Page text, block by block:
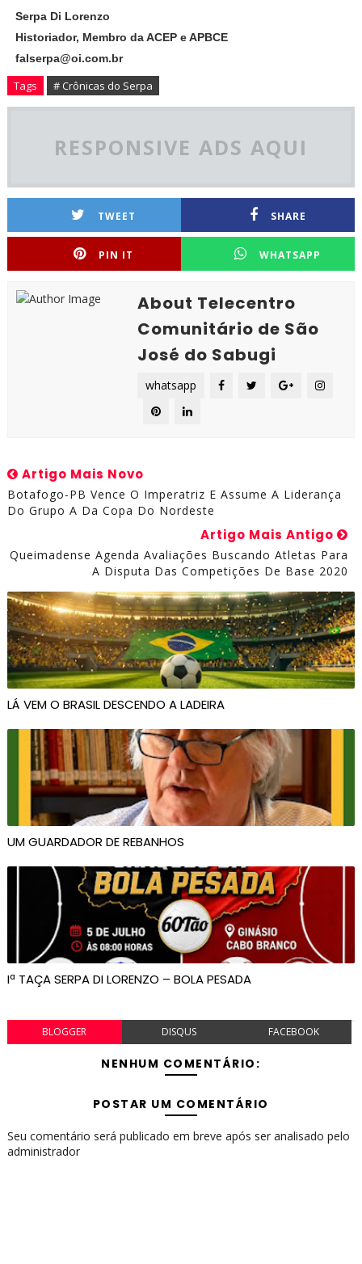
Serpa Di Lorenzo
Historiador, Membro da ACEP e APBCE
falserpa@oi.com.br
Tags # Crônicas do Serpa
RESPONSIVE ADS AQUI
TWEET SHARE
PIN IT WHATSAPP
About Telecentro
Comunitário de São
José do Sabugi
whatsapp
Artigo Mais Novo
Botafogo-PB Vence O Imperatriz E Assume A Liderança
Do Grupo A Da Copa Do Nordeste
Artigo Mais Antigo
Queimadense Agenda Avaliações Buscando Atletas Para
A Disputa Das Competições De Base 2020
LÁ VEM O BRASIL DESCENDO A LADEIRA
UM GUARDADOR DE REBANHOS
Iª TAÇA SERPA DI LORENZO – BOLA PESADA
BLOGGER DISQUS FACEBOOK
NENHUM COMENTÁRIO:
POSTAR UM COMENTÁRIO
Seu comentário será publicado em breve após ser analisado pelo
administrador